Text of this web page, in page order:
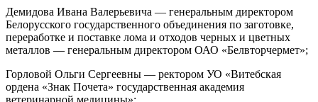
Демидова Ивана Валерьевича — генеральным директором
Белорусского государственного объединения по заготовке,
переработке и поставке лома и отходов черных и цветных
металлов — генеральным директором ОАО «Белвторчермет»;
Горловой Ольги Сергеевны — ректором УО «Витебская
ордена «Знак Почета» государственная академия
ветеринарной медицины»;